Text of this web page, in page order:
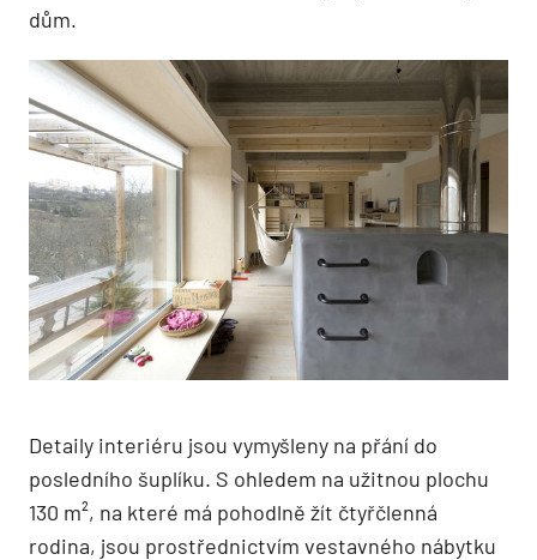
dům.
Detaily interiéru jsou vymyšleny na přání do
posledního šuplíku. S ohledem na užitnou plochu
130 m², na které má pohodlně žít čtyřčlenná
rodina, jsou prostřednictvím vestavného nábytku